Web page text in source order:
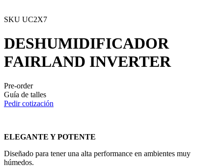
SKU UC2X7
DESHUMIDIFICADOR
FAIRLAND INVERTER
Pre-order
Guía de talles
Pedir cotización
ELEGANTE Y POTENTE
Diseñado para tener una alta performance en ambientes muy
húmedos.